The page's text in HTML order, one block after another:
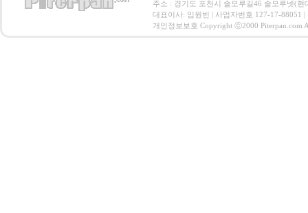
주소 : 경기도 포천시 솔모루길46 솔모루넷(
대표이사: 임원빈 | 사업자번호 127-17-88051
개인정보보호 Copyright ⓒ2000 Piterpan.com